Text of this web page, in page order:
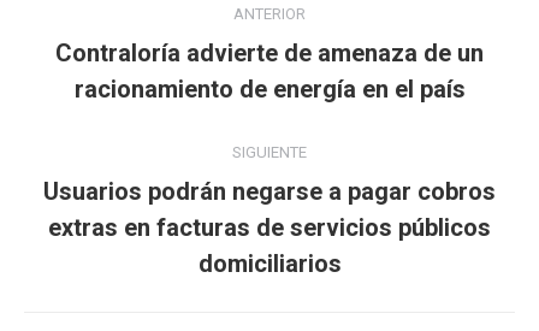
entre
publicaciones
ANTERIOR
Publicación
anterior:
Contraloría advierte de amenaza de un
racionamiento de energía en el país
SIGUIENTE
Publicación
siguiente:
Usuarios podrán negarse a pagar cobros
extras en facturas de servicios públicos
domiciliarios